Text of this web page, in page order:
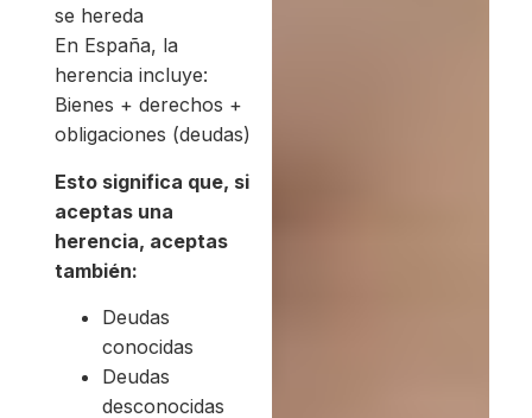
se hereda
En España, la
herencia incluye:
Bienes + derechos +
obligaciones (deudas)
Esto significa que, si
aceptas una
herencia, aceptas
también:
Deudas
conocidas
Deudas
desconocidas